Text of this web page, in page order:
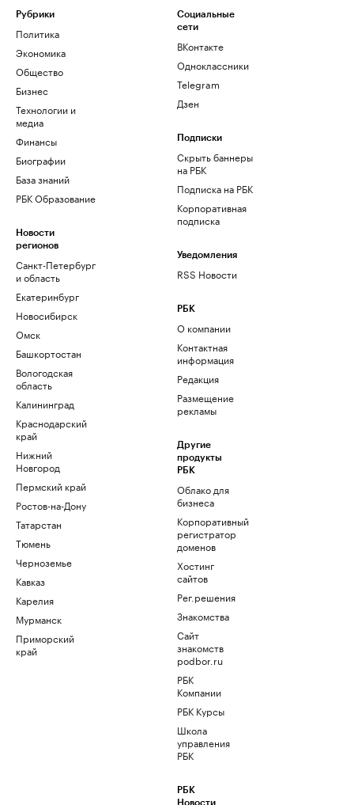
Рубрики
Политика
Экономика
Общество
Бизнес
Технологии и
медиа
Финансы
Биографии
База знаний
РБК Образование
Новости
регионов
Санкт-Петербург
и область
Екатеринбург
Новосибирск
Омск
Башкортостан
Вологодская
область
Калининград
Краснодарский
край
Нижний
Новгород
Пермский край
Ростов-на-Дону
Татарстан
Тюмень
Черноземье
Кавказ
Карелия
Мурманск
Приморский
край
Социальные
сети
ВКонтакте
Одноклассники
Telegram
Дзен
Подписки
Скрыть баннеры
на РБК
Подписка на РБК
Корпоративная
подписка
Уведомления
RSS Новости
РБК
О компании
Контактная
информация
Редакция
Размещение
рекламы
Другие
продукты
РБК
Облако для
бизнеса
Корпоративный
регистратор
доменов
Хостинг
сайтов
Рег.решения
Знакомства
Сайт
знакомств
podbor.ru
РБК
Компании
РБК Курсы
Школа
управления
РБК
РБК
Новости